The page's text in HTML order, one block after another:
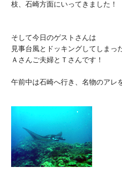
枝、石崎方面にいってきました！
そして今日のゲストさんは
見事台風とドッキングしてしまっ
Ａさんご夫婦とＴさんです！
午前中は石崎へ行き、名物のアレ